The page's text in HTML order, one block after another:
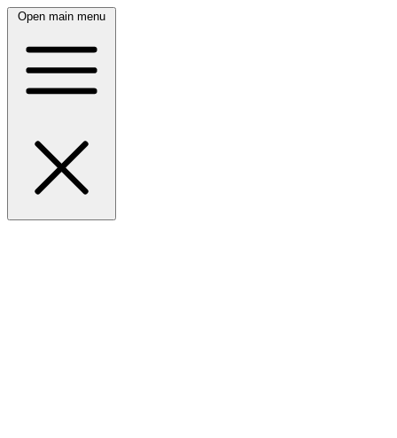
Open main menu